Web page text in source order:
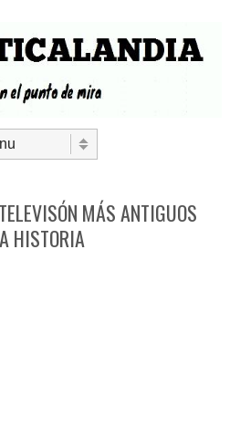
MÁS ANTIGUOS
HISTORIA